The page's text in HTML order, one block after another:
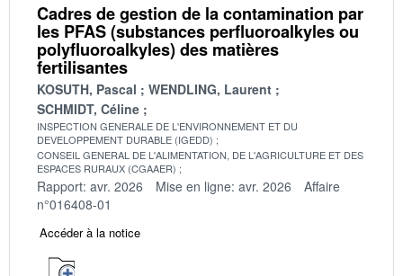
Cadres de gestion de la contamination par
les PFAS (substances perfluoroalkyles ou
polyfluoroalkyles) des matières
fertilisantes
KOSUTH, Pascal
WENDLING, Laurent
SCHMIDT, Céline
INSPECTION GENERALE DE L'ENVIRONNEMENT ET DU
DEVELOPPEMENT DURABLE (IGEDD)
CONSEIL GENERAL DE L'ALIMENTATION, DE L'AGRICULTURE ET DES
ESPACES RURAUX (CGAAER)
Rapport: avr. 2026 Mise en ligne: avr. 2026
Affaire
n°016408-01
Accéder à la notice